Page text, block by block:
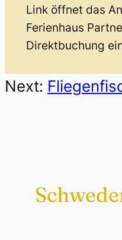
Link öffnet das
Ferienhaus
Direktbuchung
Next: